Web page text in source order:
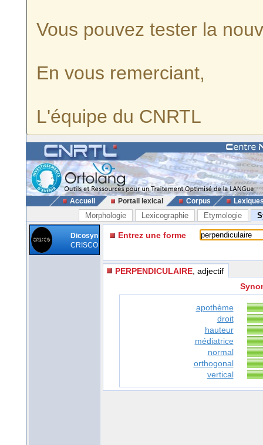
Vous pouvez tester la
En vous remerciant,
L'équipe du CNRTL
Accueil Portail lexical Corpus
Morphologie Lexicographie Etymologie
Dicosyn
CRISCO
Entrez une forme
PERPENDICULAIRE , adjectif
apothème
droit
hauteur
médiatrice
normal
orthogonal
vertical